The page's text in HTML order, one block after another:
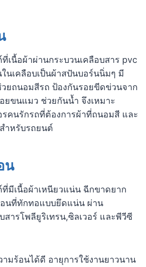
เนื้อผ้าผ่านกระบวนเคลือบสาร pvc
นเคลือบเป็นผ้าสปันบอร์นนิ่มๆ มี
ยถนอมสีรถ ป้องกันรอยขีดข่วนจาก
ยขนแมว ช่วยกันน้ำ จึงเหมาะ
คนรักรถที่ต้องการผ้าที่ถนอมสี และ
ำหรับรถยนต์
น
มีเนื้อผ้าเหนียวแน่น ฉีกขาดยาก
อนที่ทักทอแบบยึดแน่น ผ่าน
สารโพลียูริเทรน,ซิลเวอร์ และพีวีซี
มร้อนได้ดี อายุการใช้งานยาวนาน